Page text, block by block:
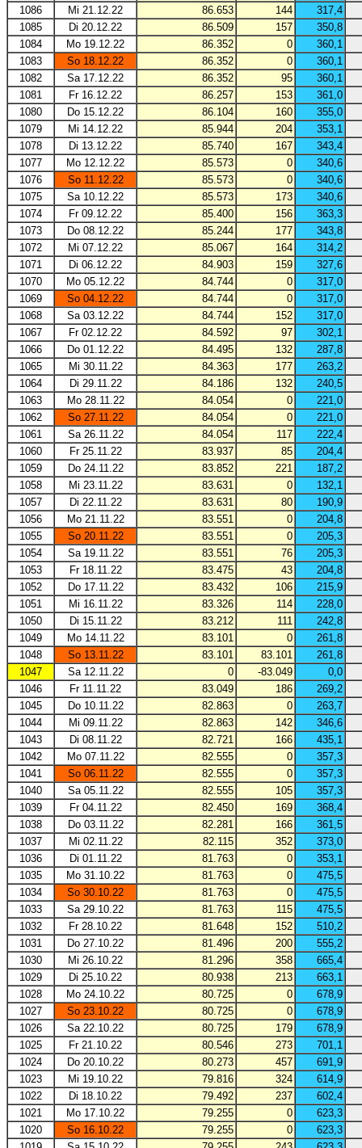
1086
Mi 21.12.22 86.653 144
317,4
1085
Di 20.12.22 86.509 157
350,8
1084
Mo 19.12.22 86.352 0
360,1
1083
So 18.12.22 86.352 0
360,1
1082
Sa 17.12.22 86.352 95
360,1
1081
Fr 16.12.22 86.257 153
361,0
1080
Do 15.12.22 86.104 160
355,0
1079
Mi 14.12.22 85.944 204
353,1
1078
Di 13.12.22 85.740 167
343,4
1077
Mo 12.12.22 85.573 0
340,6
1076
So 11.12.22 85.573 0
340,6
1075
Sa 10.12.22 85.573 173
340,6
1074
Fr 09.12.22 85.400 156
363,3
1073
Do 08.12.22 85.244 177
343,8
1072
Mi 07.12.22 85.067 164
314,2
1071
Di 06.12.22 84.903 159
327,6
1070
Mo 05.12.22 84.744 0
317,0
1069
So 04.12.22 84.744 0
317,0
1068
Sa 03.12.22 84.744 152
317,0
1067
Fr 02.12.22 84.592 97
302,1
1066
Do 01.12.22 84.495 132
287,8
1065
Mi 30.11.22 84.363 177
263,2
1064
Di 29.11.22 84.186 132
240,5
1063
Mo 28.11.22 84.054 0
221,0
1062
So 27.11.22 84.054 0
221,0
1061
Sa 26.11.22 84.054 117
222,4
1060
Fr 25.11.22 83.937 85
204,4
1059
Do 24.11.22 83.852 221
187,2
1058
Mi 23.11.22 83.631 0
132,1
1057
Di 22.11.22 83.631 80
190,9
1056
Mo 21.11.22 83.551 0
204,8
1055
So 20.11.22 83.551 0
205,3
1054
Sa 19.11.22 83.551 76
205,3
1053
Fr 18.11.22 83.475 43
204,8
1052
Do 17.11.22 83.432 106
215,9
1051
Mi 16.11.22 83.326 114
228,0
1050
Di 15.11.22 83.212 111
242,8
1049
Mo 14.11.22 83.101 0
261,8
1048
So 13.11.22 83.101 83.101
261,8
1047
Sa 12.11.22 0 -83.049
0,0
1046
Fr 11.11.22 83.049 186
269,2
1045
Do 10.11.22 82.863 0
263,7
1044
Mi 09.11.22 82.863 142
346,6
1043
Di 08.11.22 82.721 166
435,1
1042
Mo 07.11.22 82.555 0
357,3
1041
So 06.11.22 82.555 0
357,3
1040
Sa 05.11.22 82.555 105
357,3
1039
Fr 04.11.22 82.450 169
368,4
1038
Do 03.11.22 82.281 166
361,5
1037
Mi 02.11.22 82.115 352
373,0
1036
Di 01.11.22 81.763 0
353,1
1035
Mo 31.10.22 81.763 0
475,5
1034
So 30.10.22 81.763 0
475,5
1033
Sa 29.10.22 81.763 115
475,5
1032
Fr 28.10.22 81.648 152
510,2
1031
Do 27.10.22 81.496 200
555,2
1030
Mi 26.10.22 81.296 358
665,4
1029
Di 25.10.22 80.938 213
663,1
1028
Mo 24.10.22 80.725 0
678,9
1027
So 23.10.22 80.725 0
678,9
1026
Sa 22.10.22 80.725 179
678,9
1025
Fr 21.10.22 80.546 273
701,1
1024
Do 20.10.22 80.273 457
691,9
1023
Mi 19.10.22 79.816 324
614,9
1022
Di 18.10.22 79.492 237
602,4
1021
Mo 17.10.22 79.255 0
623,3
1020
So 16.10.22 79.255 0
623,3